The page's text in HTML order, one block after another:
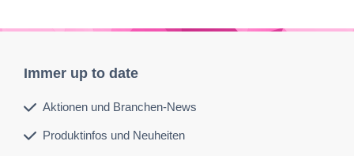
Immer up to date
Aktionen und Branchen-News
Produktinfos und Neuheiten